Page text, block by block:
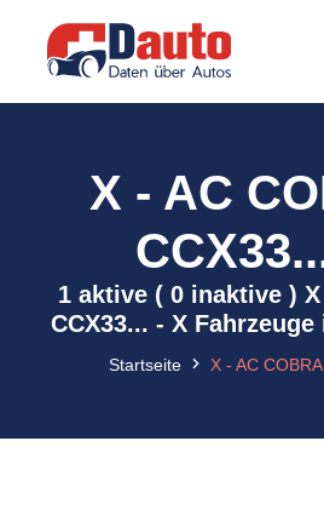
X - AC
1 aktive ( 0 inaktive ) X
CCX33... - X
Startseite X - AC